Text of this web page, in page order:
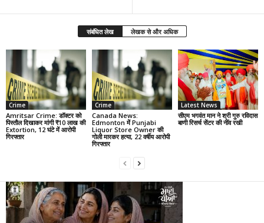
संबंधित लेख लेखक से और अधिक
Crime
Amritsar Crime: डॉक्टर को
पिस्तौल दिखाकर मांगी ₹10 लाख की
Extortion, 12 घंटे में आरोपी
गिरफ्तार
Crime
Canada News:
Edmonton में Punjabi
Liquor Store Owner की
गोली मारकर हत्या, 22 वर्षीय आरोपी
गिरफ्तार
Latest News
सीएम भगवंत मान ने श्री गुरु रविदास
बाणी रिसर्च सेंटर की नींव रखी